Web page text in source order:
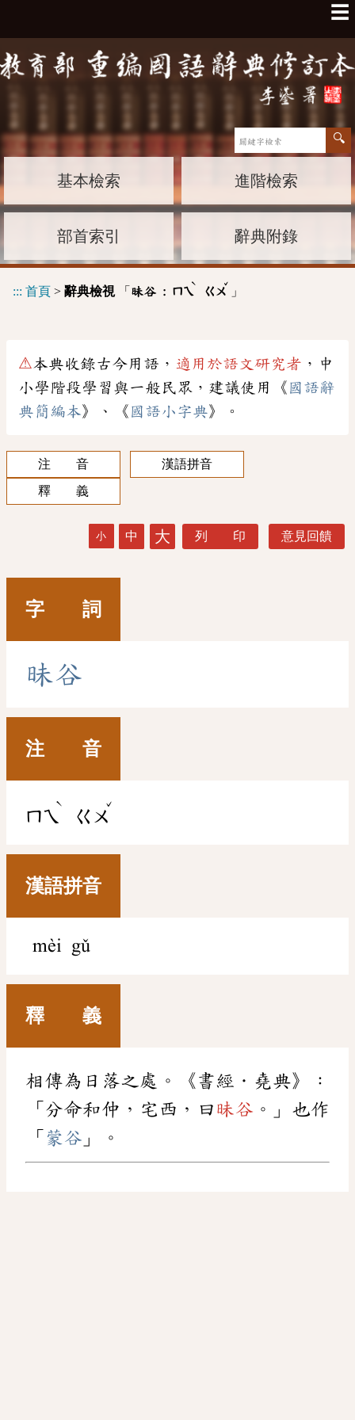
☰
基本檢索 進階檢索
部首索引 辭典附錄
::: 首頁 > 辭典檢視「 昧谷 : ㄇㄟ
ˋ
ㄍㄨ
ˇ
」
⚠本典收錄古今用語， 適用於語文研究者 ，中
小學階段學習與一般民眾，建議使用《 國語辭
典簡編本》、《 國語小字典》。
注 音
漢語拼音
釋 義
小 中 大 列 印 意見回饋
字 詞
昧谷
注 音
ㄇㄟ
ˋ
ㄍㄨ
ˇ
漢語拼音
mèi gǔ
釋 義
相傳為日落之處。《書經．堯典》：
「分命和仲，宅西，曰 昧谷 。」也作
「 蒙谷 」。